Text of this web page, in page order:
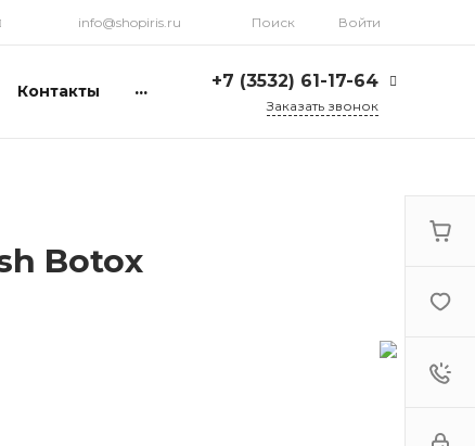
info@shopiris.ru Поиск Войти
Контакты ... +7 (3532) 61-17-64
Заказать звонок
Botox